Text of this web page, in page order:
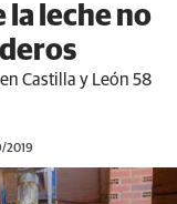
la leche no
Castilla y León 58
2019